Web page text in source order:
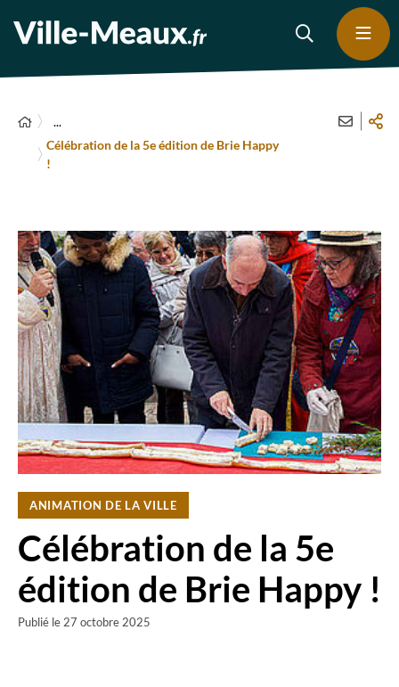
...
Célébration de la 5e édition de Brie Happy
!
ANIMATION DE LA VILLE
Célébration de la 5e
édition de Brie Happy !
Publié le 27 octobre 2025